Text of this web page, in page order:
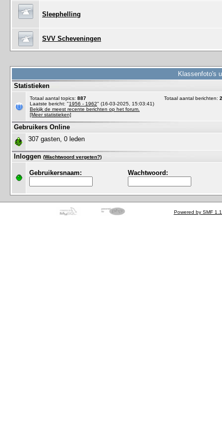
Sleephelling
SVV Scheveningen
Klassenfoto's
Statistieken
Totaal aantal topics: 887 Totaal aantal berichten:
Laatste bericht: "1956 - 1962" (16-03-2025, 15:03:41)
Bekijk de meest recente berichten op het forum.
[Meer statistieken]
Gebruikers Online
307 gasten, 0 leden
Inloggen (Wachtwoord vergeten?)
Gebruikersnaam: Wachtwoord:
Powered by SMF